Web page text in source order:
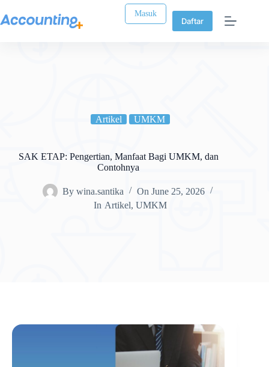
Masuk
Daftar
Artikel UMKM
SAK ETAP: Pengertian, Manfaat Bagi UMKM, dan
Contohnya
By wina.santika On June 25, 2026
In Artikel, UMKM